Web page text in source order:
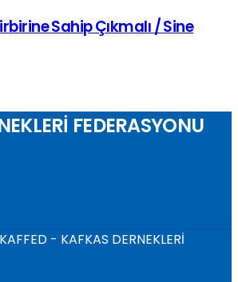
Sahip Çıkmalı / Sine
FEDERASYONU
- KAFKAS DERNEKLERİ